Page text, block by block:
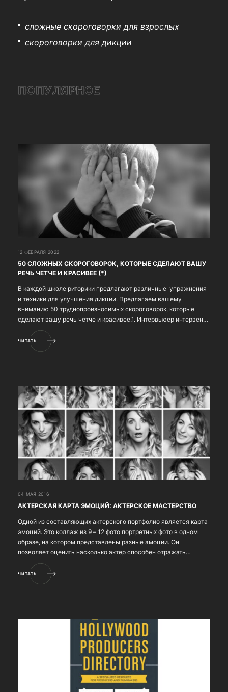
сложные скороговорки для взрослых
скороговорки для дикции
ПОПУЛЯРНОЕ
12 ФЕВРАЛЯ 2022
50 СЛОЖНЫХ СКОРОГОВОРОК, КОТОРЫЕ СДЕЛАЮТ ВАШУ
РЕЧЬ ЧЕТЧЕ И КРАСИВЕЕ (*)
В каждой школе риторики предлагают различные упражнения
и техники для улучшения дикции. Предлагаем вашему
вниманию 50 труднопроизносимых скороговорок, которые
сделают вашу речь четче и красивее.1. Интервьюер интервента
интервьюировал. 2. Жили-были три китайца: Як...
ЧИТАТЬ
04 МАЯ 2016
АКТЕРСКАЯ КАРТА ЭМОЦИЙ: АКТЕРСКОЕ МАСТЕРСТВО
Одной из составляющих актерского портфолио является карта
эмоций. Это коллаж из 9 – 12 фото портретных фото в одном
образе, на котором представлены разные эмоции. Он
позволяет оценить насколько актер способен отражать
эмоции, их диапазон, а также внешний вид актера на д...
ЧИТАТЬ